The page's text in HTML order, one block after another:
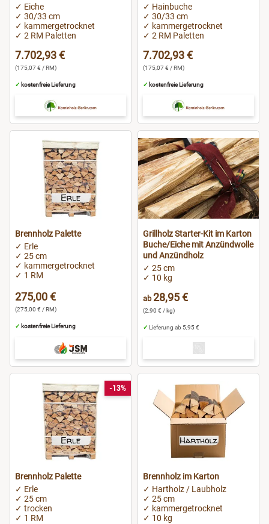
✓ Eiche
✓ 30/33 cm
✓ kammergetrocknet
✓ 2 RM Paletten
7.702,93 €
(175,07 € / RM)
✓ kostenfreie Lieferung
✓ Hainbuche
✓ 30/33 cm
✓ kammergetrocknet
✓ 2 RM Paletten
7.702,93 €
(175,07 € / RM)
✓ kostenfreie Lieferung
Brennholz Palette
✓ Erle
✓ 25 cm
✓ kammergetrocknet
✓ 1 RM
275,00 €
(275,00 € / RM)
✓ kostenfreie Lieferung
Grillholz Starter-Kit im Karton
Buche/Eiche mit Anzündwolle
und Anzündholz
✓ 25 cm
✓ 10 kg
ab28,95 €
(2,90 € / kg)
✓ Lieferung ab 5,95 €
-13%
Brennholz Palette
✓ Erle
✓ 25 cm
✓ trocken
✓ 1 RM
Brennholz im Karton
✓ Hartholz / Laubholz
✓ 25 cm
✓ kammergetrocknet
✓ 10 kg